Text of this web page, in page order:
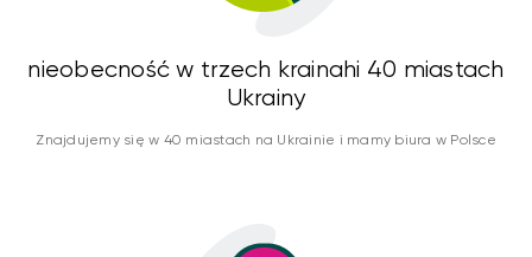
nieobecność w trzech krainahi 40 miastach
Ukrainy
Znajdujemy się w 40 miastach na Ukrainie i mamy biura w Polsce